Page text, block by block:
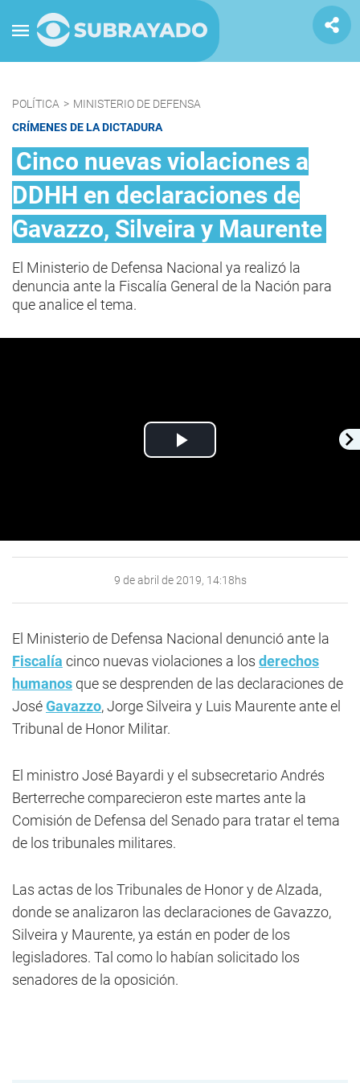
POLÍTICA > MINISTERIO DE DEFENSA
CRÍMENES DE LA DICTADURA
Cinco nuevas violaciones a
DDHH en declaraciones de
Gavazzo, Silveira y Maurente
El Ministerio de Defensa Nacional ya realizó la
denuncia ante la Fiscalía General de la Nación para
que analice el tema.
Play
9 de abril de 2019, 14:18hs
El Ministerio de Defensa Nacional denunció ante la
Fiscalía cinco nuevas violaciones a los derechos
humanos que se desprenden de las declaraciones de
JoséGavazzo, Jorge Silveira y Luis Maurente ante el
Tribunal de Honor Militar.
El ministro José Bayardi y el subsecretario Andrés
Berterreche comparecieron este martes ante la
Comisión de Defensa del Senado para tratar el tema
de los tribunales militares.
Las actas de los Tribunales de Honor y de Alzada,
donde se analizaron las declaraciones de Gavazzo,
Silveira y Maurente, ya están en poder de los
legisladores. Tal como lo habían solicitado los
senadores de la oposición.